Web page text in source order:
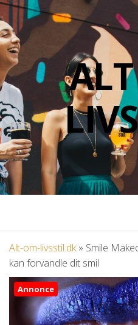
Alt-om-livsstil.dk» Smile
kan forvandle dit smil
Annonce